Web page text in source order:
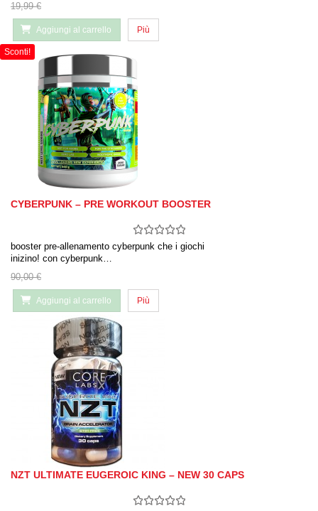
19,99 €
Aggiungi al carrello Più
Sconti!
CYBERPUNK – PRE WORKOUT BOOSTER
booster pre-allenamento cyberpunk che i giochi
inizino! con cyberpunk…
90,00 €
Aggiungi al carrello Più
NZT ULTIMATE EUGEROIC KING – NEW 30 CAPS